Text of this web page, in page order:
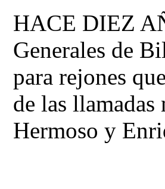
HACE DIEZ
Generales de
para rejones
de las
Hermoso y